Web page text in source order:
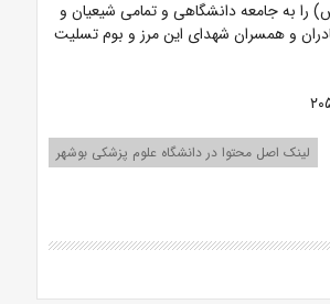
را به جامعه دانشگاهی و تمامی شیعیان و
و همسران شهدای این مرز و بوم تسلیت
لینک اصل محتوا در دانشگاه علوم پزشکی بوشهر